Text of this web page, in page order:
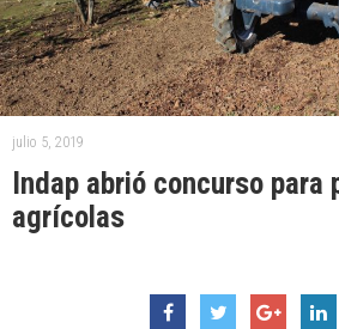
julio 5, 2019
Indap abrió concurso para
agrícolas